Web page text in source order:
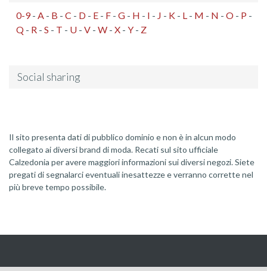
0-9- A - B - C - D - E - F - G - H - I - J - K - L - M - N - O - P -
Q - R - S - T - U - V - W - X - Y - Z
Social sharing
Il sito presenta dati di pubblico dominio e non è in alcun modo
collegato ai diversi brand di moda. Recati sul sito ufficiale
Calzedonia per avere maggiori informazioni sui diversi negozi. Siete
pregati di segnalarci eventuali inesattezze e verranno corrette nel
più breve tempo possibile.